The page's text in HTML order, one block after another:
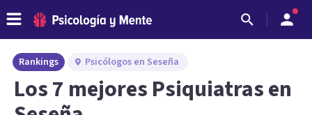
Rankings Psicólogos en Seseña
Los 7 mejores Psiquiatras en